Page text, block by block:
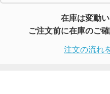
在庫は変動い
ご注文前に在庫のご
注文の流れ